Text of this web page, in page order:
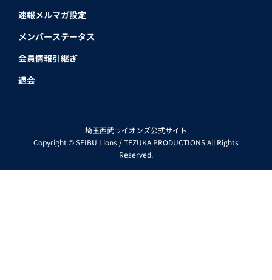
速報メルマガ設定
メンバーステータス
会員情報引継ぎ
退会
埼玉西武ライオンズ公式サイト
Copyright © SEIBU Lions / TEZUKA PRODUCTIONS All Rights
Reserved.